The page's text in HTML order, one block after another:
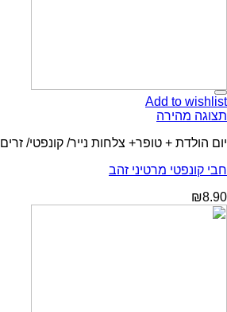
Add to wishlist
תצוגה מהירה
יום הולדת + טופר+ צלחות נייר/ קונפטי/ זרים
חבי קונפטי מרטיני זהב
₪8.90